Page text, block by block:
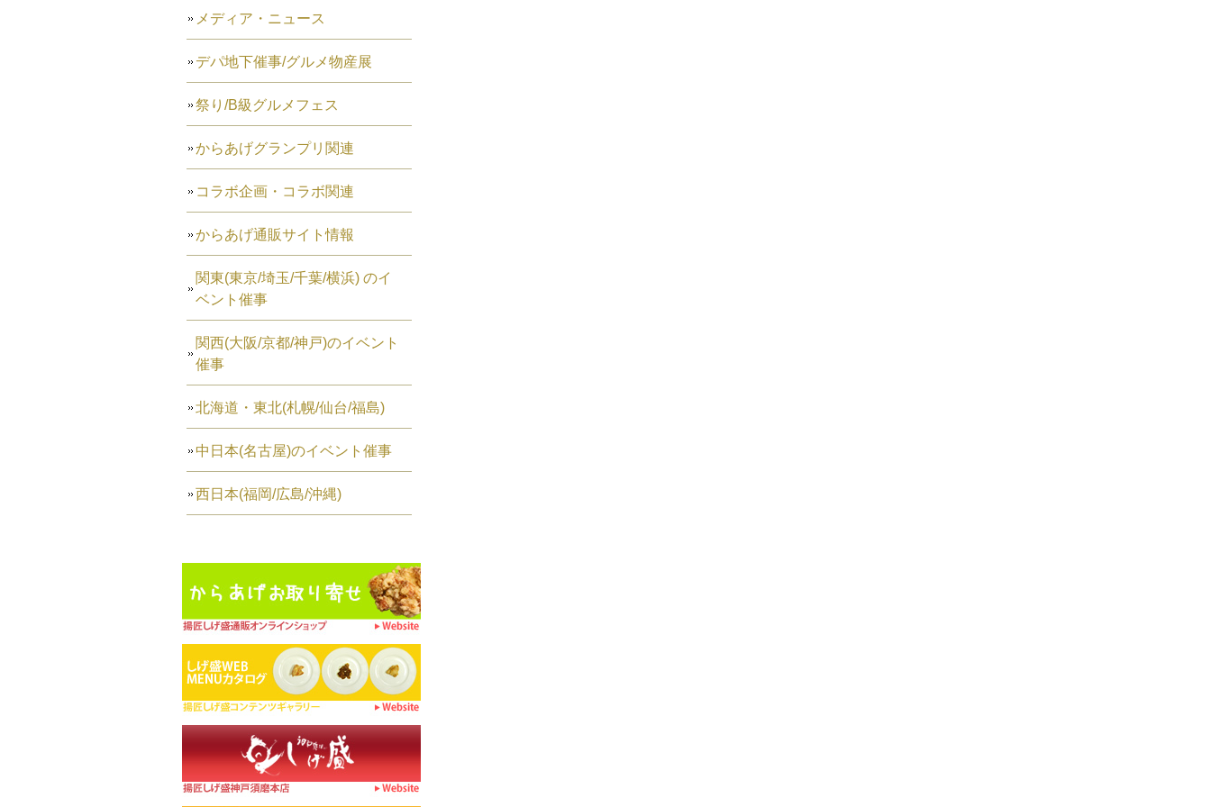
メディア・ニュース
デパ地下催事/グルメ物産展
祭り/B級グルメフェス
からあげグランプリ関連
コラボ企画・コラボ関連
からあげ通販サイト情報
関東(東京/埼玉/千葉/横浜) のイ
ベント催事
関西(大阪/京都/神戸)のイベント
催事
北海道・東北(札幌/仙台/福島)
中日本(名古屋)のイベント催事
西日本(福岡/広島/沖縄)